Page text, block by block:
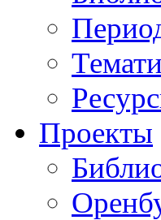
Проекты